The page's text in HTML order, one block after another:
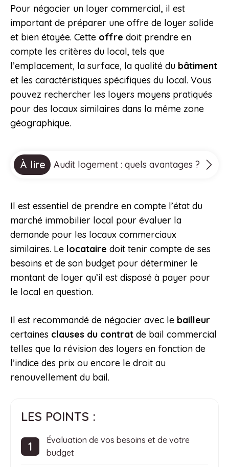
Pour négocier un loyer commercial, il est
important de préparer une offre de loyer solide
et bien étayée. Cette offre doit prendre en
compte les critères du local, tels que
l’emplacement, la surface, la qualité du bâtiment
et les caractéristiques spécifiques du local. Vous
pouvez rechercher les loyers moyens pratiqués
pour des locaux similaires dans la même zone
géographique.
À lire Audit logement : quels avantages ?
Il est essentiel de prendre en compte l’état du
marché immobilier local pour évaluer la
demande pour les locaux commerciaux
similaires. Le locataire doit tenir compte de ses
besoins et de son budget pour déterminer le
montant de loyer qu’il est disposé à payer pour
le local en question.
Il est recommandé de négocier avec le bailleur
certaines clauses du contrat de bail commercial
telles que la révision des loyers en fonction de
l’indice des prix ou encore le droit au
renouvellement du bail.
LES POINTS :
Évaluation de vos besoins et de votre
budget